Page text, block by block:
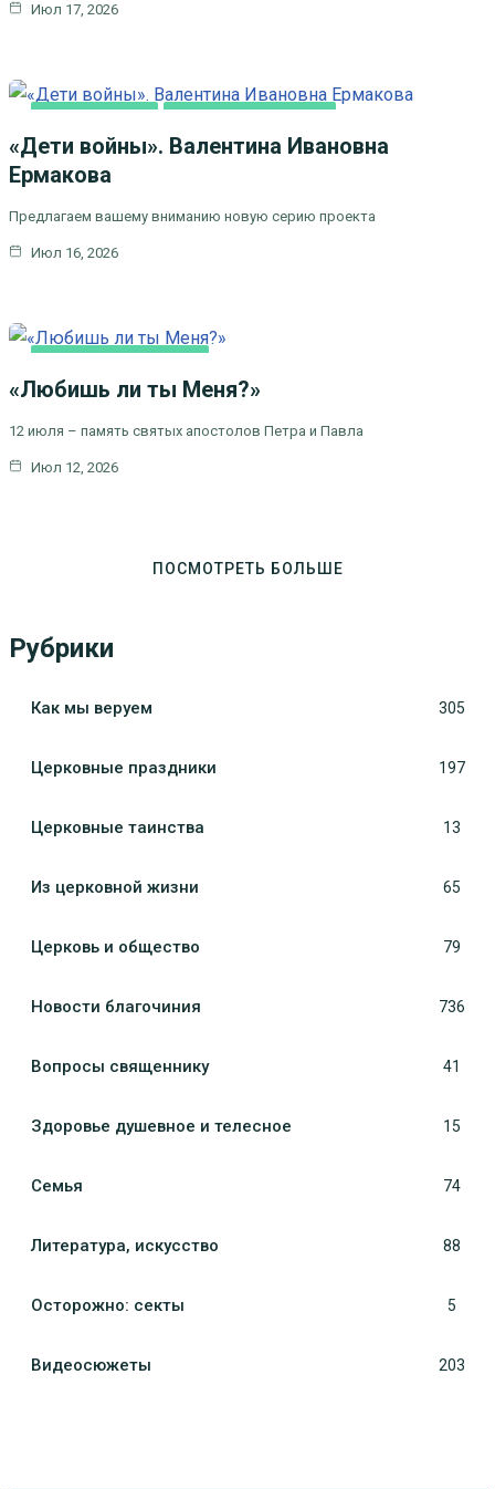
Июл 17, 2026
«Дети войны». Валентина Ивановна
Ермакова
Предлагаем вашему вниманию новую серию проекта
Июл 16, 2026
ПРАЗДНИКИ
«Любишь ли ты Меня?»
12 июля – память святых апостолов Петра и Павла
Июл 12, 2026
ПОСМОТРЕТЬ БОЛЬШЕ
Рубрики
Как мы веруем 305
Церковные праздники 197
Церковные таинства 13
Из церковной жизни 65
Церковь и общество 79
Новости благочиния 736
Вопросы священнику 41
Здоровье душевное и телесное 15
Семья 74
Литература, искуcство 88
Осторожно: секты 5
Видеосюжеты 203